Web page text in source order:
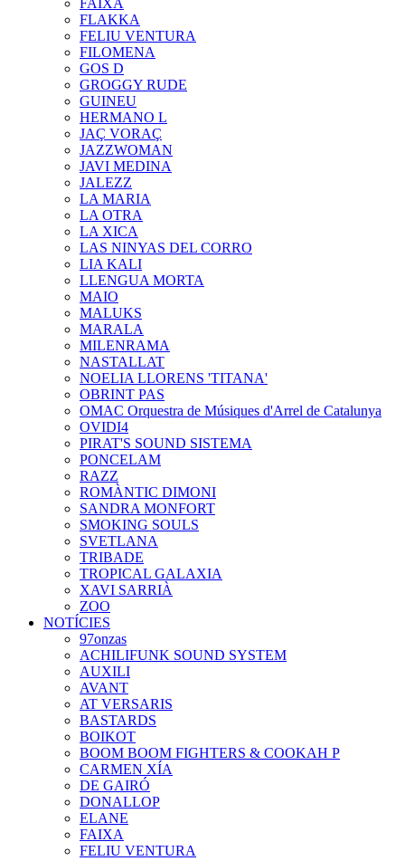
FAIXA
FLAKKA
FELIU VENTURA
FILOMENA
GOS D
GROGGY RUDE
GUINEU
HERMANO L
JAÇ VORAÇ
JAZZWOMAN
JAVI MEDINA
JALEZZ
LA MARIA
LA OTRA
LA XICA
LAS NINYAS DEL CORRO
LIA KALI
LLENGUA MORTA
MAIO
MALUKS
MARALA
MILENRAMA
NASTALLAT
NOELIA LLORENS 'TITANA'
OBRINT PAS
OMAC Orquestra de Músiques d'Arrel de Catalunya
OVIDI4
PIRAT'S SOUND SISTEMA
PONCELAM
RAZZ
ROMÀNTIC DIMONI
SANDRA MONFORT
SMOKING SOULS
SVETLANA
TRIBADE
TROPICAL GALAXIA
XAVI SARRIÀ
ZOO
NOTÍCIES
97onzas
ACHILIFUNK SOUND SYSTEM
AUXILI
AVANT
AT VERSARIS
BASTARDS
BOIKOT
BOOM BOOM FIGHTERS & COOKAH P
CARMEN XÍA
DE GAIRÓ
DONALLOP
ELANE
FAIXA
FELIU VENTURA